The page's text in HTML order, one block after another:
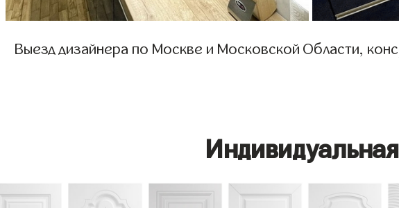
Выезд дизайнера по Москве и Московской Области,